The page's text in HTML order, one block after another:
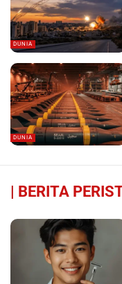
DUNIA
DUNIA
BERITA